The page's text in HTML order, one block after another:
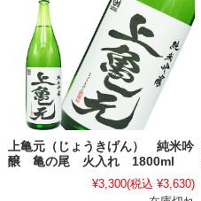
上亀元（じょうきげん） 純米吟
醸 亀の尾 火入れ 1800ml
¥3,300(税込 ¥3,630)